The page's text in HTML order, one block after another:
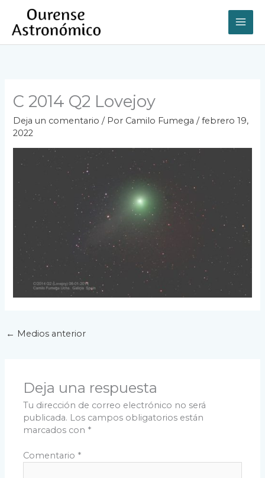
contenido
C 2014 Q2 Lovejoy
Deja un comentario / Por Camilo Fumega/febrero 19,
2022
← Medios anterior
Deja una respuesta
Tu dirección de correo electrónico no será
publicada. Los campos obligatorios están
marcados con *
Comentario *